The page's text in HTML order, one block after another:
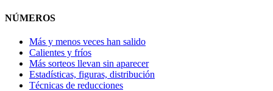
NÚMEROS
Más y menos veces han salido
Calientes y fríos
Más sorteos llevan sin aparecer
Estadísticas, figuras, distribución
Técnicas de reducciones